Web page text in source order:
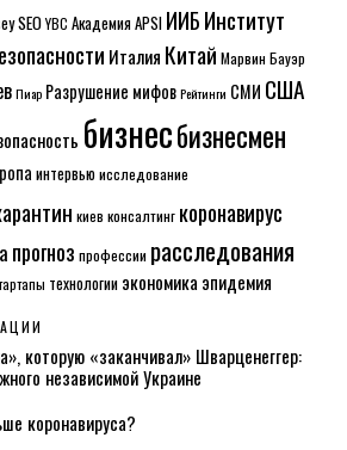
SEO YBC Академия APSI ИИБИнститут
Италия Китай Марвин Бауэр
Пиар Разрушение мифов Рейтинги СМИ США
бизнесбизнесмен
интервьюисследование
киев консалтинг коронавирус
прогноз профессии расследования
технологии экономика эпидемия
которую «заканчивал» Шварценеггер:
независимой Украине
коронавируса?